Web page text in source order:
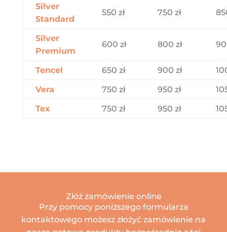
Silver
Standard
550 zł 750 zł
Silver
Premium
600 zł 800 zł
Tencel 650 zł 900 zł
Vera
750 zł 950 zł
Tex
750 zł 950 zł
Złóż zamówienie online
Przy pomocy poniższego formularza
kontaktowego możesz złożyć zamówienie na